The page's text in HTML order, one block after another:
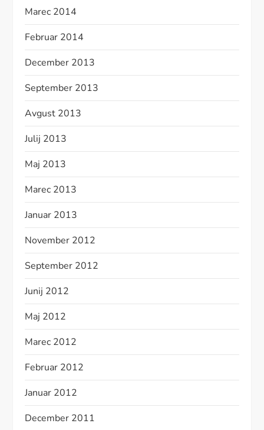
Marec 2014
Februar 2014
December 2013
September 2013
Avgust 2013
Julij 2013
Maj 2013
Marec 2013
Januar 2013
November 2012
September 2012
Junij 2012
Maj 2012
Marec 2012
Februar 2012
Januar 2012
December 2011